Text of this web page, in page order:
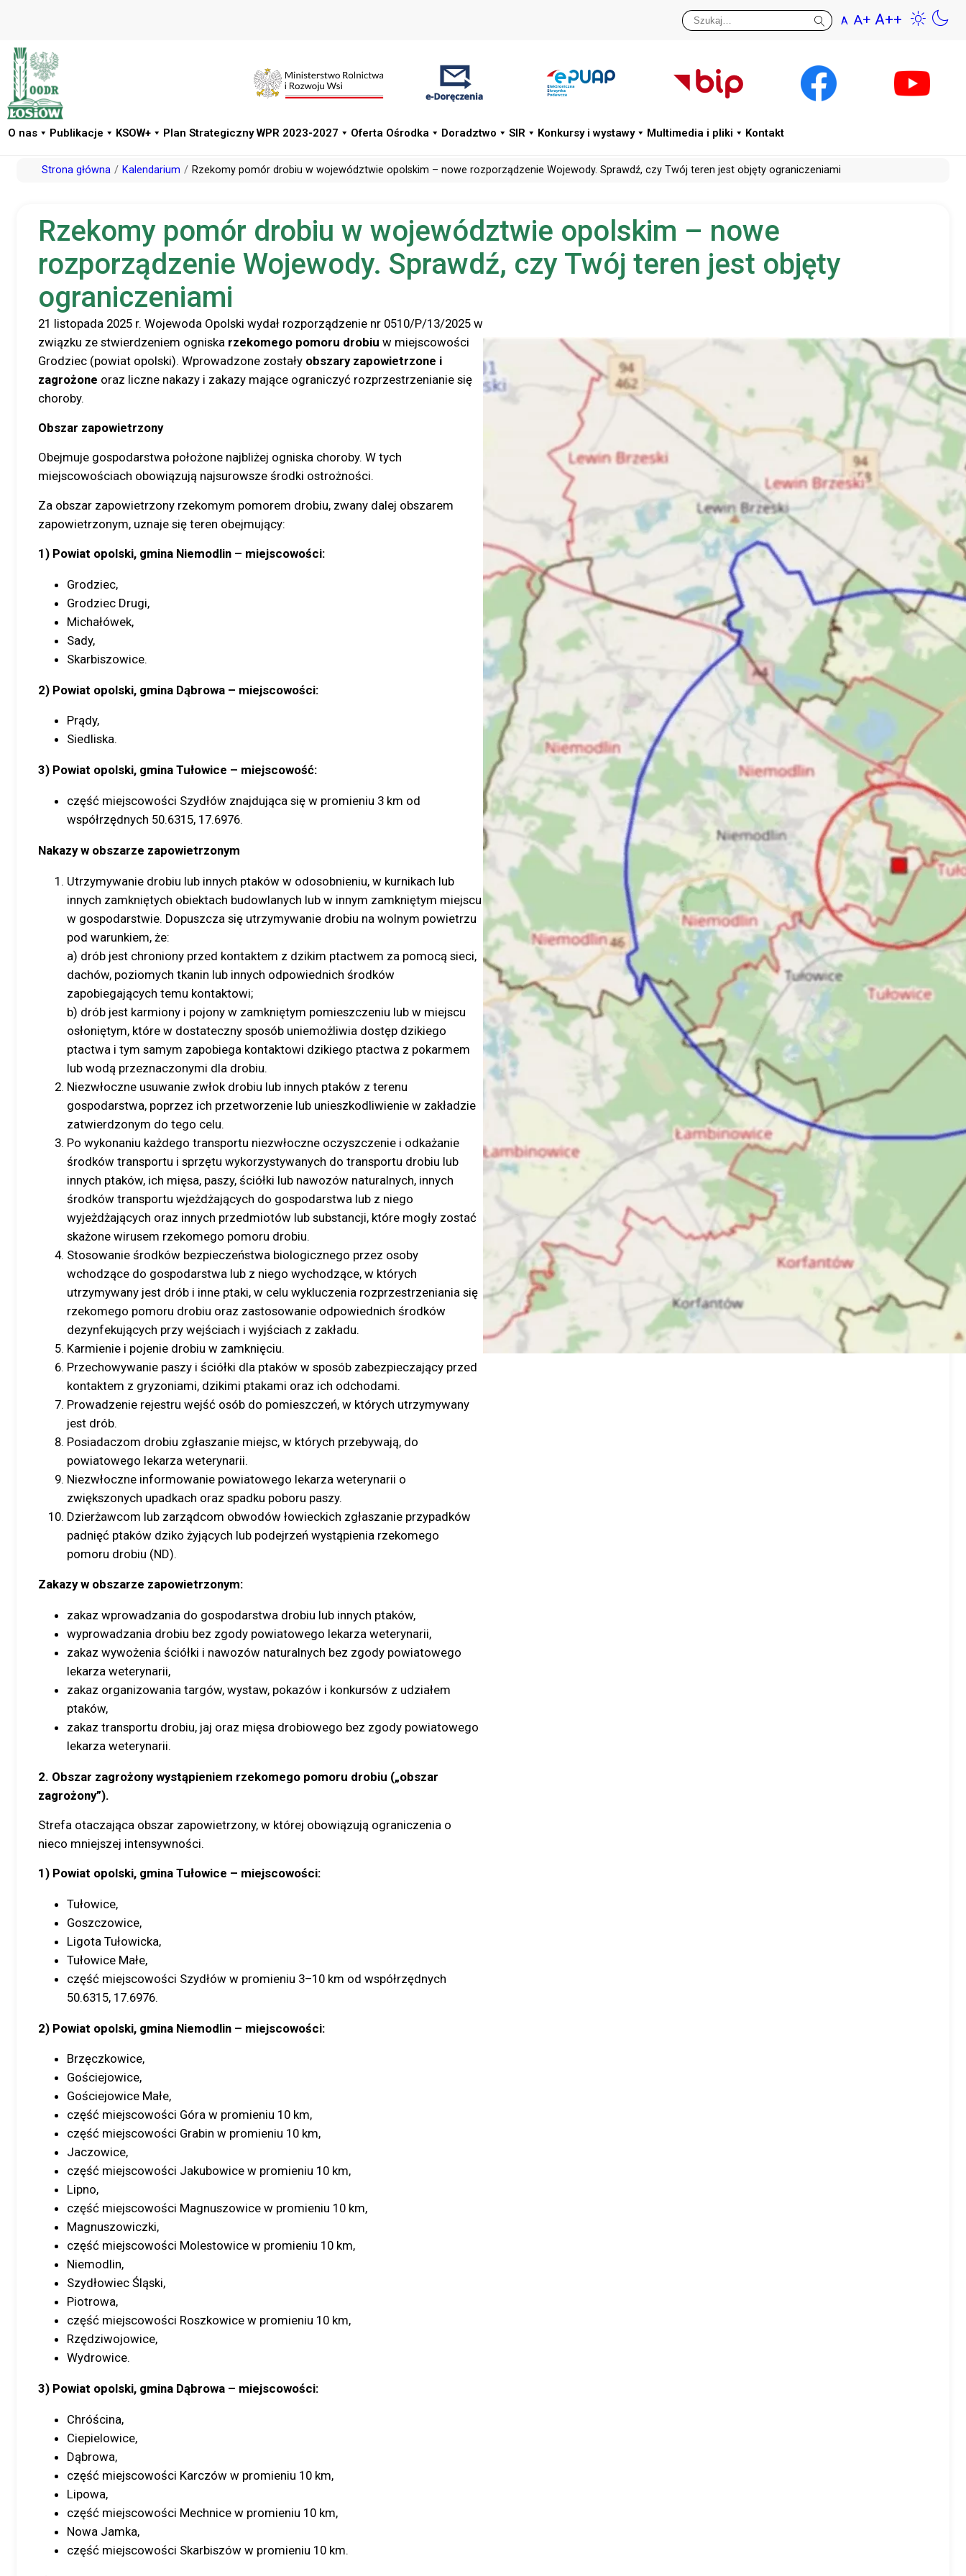
Przejdź
A A+ A++
O nas Publikacje KSOW+ Plan Strategiczny WPR 2023-2027 Oferta Ośrodka Doradztwo SIR Konkursy i wystawy Multimedia i pliki Kontakt
Strona główna Kalendarium Rzekomy pomór drobiu w województwie opolskim – nowe rozporządzenie Wojewody. Sprawdź, czy Twój teren jest objęty ograniczeniami
Rzekomy pomór drobiu w województwie opolskim – nowe
rozporządzenie Wojewody. Sprawdź, czy Twój teren jest objęty
ograniczeniami
21 listopada 2025 r. Wojewoda Opolski wydał rozporządzenie nr 0510/P/13/2025 w
związku ze stwierdzeniem ogniska rzekomego pomoru drobiu w miejscowości
Grodziec (powiat opolski). Wprowadzone zostały obszary zapowietrzone i
zagrożone oraz liczne nakazy i zakazy mające ograniczyć rozprzestrzenianie się
choroby.
Obszar zapowietrzony
Obejmuje gospodarstwa położone najbliżej ogniska choroby. W tych
miejscowościach obowiązują najsurowsze środki ostrożności.
Za obszar zapowietrzony rzekomym pomorem drobiu, zwany dalej obszarem
zapowietrzonym, uznaje się teren obejmujący:
1) Powiat opolski, gmina Niemodlin – miejscowości:
Grodziec,
Grodziec Drugi,
Michałówek,
Sady,
Skarbiszowice.
2) Powiat opolski, gmina Dąbrowa – miejscowości:
Prądy,
Siedliska.
3) Powiat opolski, gmina Tułowice – miejscowość:
część miejscowości Szydłów znajdująca się w promieniu 3 km od
współrzędnych 50.6315, 17.6976.
Nakazy w obszarze zapowietrzonym
Utrzymywanie drobiu lub innych ptaków w odosobnieniu, w kurnikach lub
innych zamkniętych obiektach budowlanych lub w innym zamkniętym miejscu
w gospodarstwie. Dopuszcza się utrzymywanie drobiu na wolnym powietrzu
pod warunkiem, że:
a) drób jest chroniony przed kontaktem z dzikim ptactwem za pomocą sieci,
dachów, poziomych tkanin lub innych odpowiednich środków
zapobiegających temu kontaktowi;
b) drób jest karmiony i pojony w zamkniętym pomieszczeniu lub w miejscu
osłoniętym, które w dostateczny sposób uniemożliwia dostęp dzikiego
ptactwa i tym samym zapobiega kontaktowi dzikiego ptactwa z pokarmem
lub wodą przeznaczonymi dla drobiu.
Niezwłoczne usuwanie zwłok drobiu lub innych ptaków z terenu
gospodarstwa, poprzez ich przetworzenie lub unieszkodliwienie w zakładzie
zatwierdzonym do tego celu.
Po wykonaniu każdego transportu niezwłoczne oczyszczenie i odkażanie
środków transportu i sprzętu wykorzystywanych do transportu drobiu lub
innych ptaków, ich mięsa, paszy, ściółki lub nawozów naturalnych, innych
środków transportu wjeżdżających do gospodarstwa lub z niego
wyjeżdżających oraz innych przedmiotów lub substancji, które mogły zostać
skażone wirusem rzekomego pomoru drobiu.
Stosowanie środków bezpieczeństwa biologicznego przez osoby
wchodzące do gospodarstwa lub z niego wychodzące, w których
utrzymywany jest drób i inne ptaki, w celu wykluczenia rozprzestrzeniania się
rzekomego pomoru drobiu oraz zastosowanie odpowiednich środków
dezynfekujących przy wejściach i wyjściach z zakładu.
Karmienie i pojenie drobiu w zamknięciu.
Przechowywanie paszy i ściółki dla ptaków w sposób zabezpieczający przed
kontaktem z gryzoniami, dzikimi ptakami oraz ich odchodami.
Prowadzenie rejestru wejść osób do pomieszczeń, w których utrzymywany
jest drób.
Posiadaczom drobiu zgłaszanie miejsc, w których przebywają, do
powiatowego lekarza weterynarii.
Niezwłoczne informowanie powiatowego lekarza weterynarii o
zwiększonych upadkach oraz spadku poboru paszy.
Dzierżawcom lub zarządcom obwodów łowieckich zgłaszanie przypadków
padnięć ptaków dziko żyjących lub podejrzeń wystąpienia rzekomego
pomoru drobiu (ND).
Zakazy w obszarze zapowietrzonym:
zakaz wprowadzania do gospodarstwa drobiu lub innych ptaków,
wyprowadzania drobiu bez zgody powiatowego lekarza weterynarii,
zakaz wywożenia ściółki i nawozów naturalnych bez zgody powiatowego
lekarza weterynarii,
zakaz organizowania targów, wystaw, pokazów i konkursów z udziałem
ptaków,
zakaz transportu drobiu, jaj oraz mięsa drobiowego bez zgody powiatowego
lekarza weterynarii.
2. Obszar zagrożony wystąpieniem rzekomego pomoru drobiu („obszar
zagrożony”).
Strefa otaczająca obszar zapowietrzony, w której obowiązują ograniczenia o
nieco mniejszej intensywności.
1) Powiat opolski, gmina Tułowice – miejscowości:
Tułowice,
Goszczowice,
Ligota Tułowicka,
Tułowice Małe,
część miejscowości Szydłów w promieniu 3–10 km od współrzędnych
50.6315, 17.6976.
2) Powiat opolski, gmina Niemodlin – miejscowości:
Brzęczkowice,
Gościejowice,
Gościejowice Małe,
część miejscowości Góra w promieniu 10 km,
część miejscowości Grabin w promieniu 10 km,
Jaczowice,
część miejscowości Jakubowice w promieniu 10 km,
Lipno,
część miejscowości Magnuszowice w promieniu 10 km,
Magnuszowiczki,
część miejscowości Molestowice w promieniu 10 km,
Niemodlin,
Szydłowiec Śląski,
Piotrowa,
część miejscowości Roszkowice w promieniu 10 km,
Rzędziwojowice,
Wydrowice.
3) Powiat opolski, gmina Dąbrowa – miejscowości:
Chróścina,
Ciepielowice,
Dąbrowa,
część miejscowości Karczów w promieniu 10 km,
Lipowa,
część miejscowości Mechnice w promieniu 10 km,
Nowa Jamka,
część miejscowości Skarbiszów w promieniu 10 km.